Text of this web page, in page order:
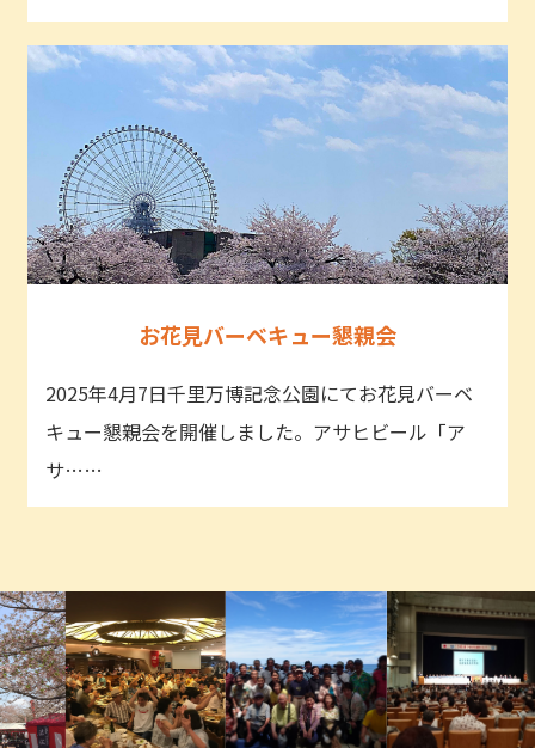
お花見バーベキュー懇親会
2025年4月7日千里万博記念公園にてお花見バーベ
キュー懇親会を開催しました。アサヒビール「ア
サ……